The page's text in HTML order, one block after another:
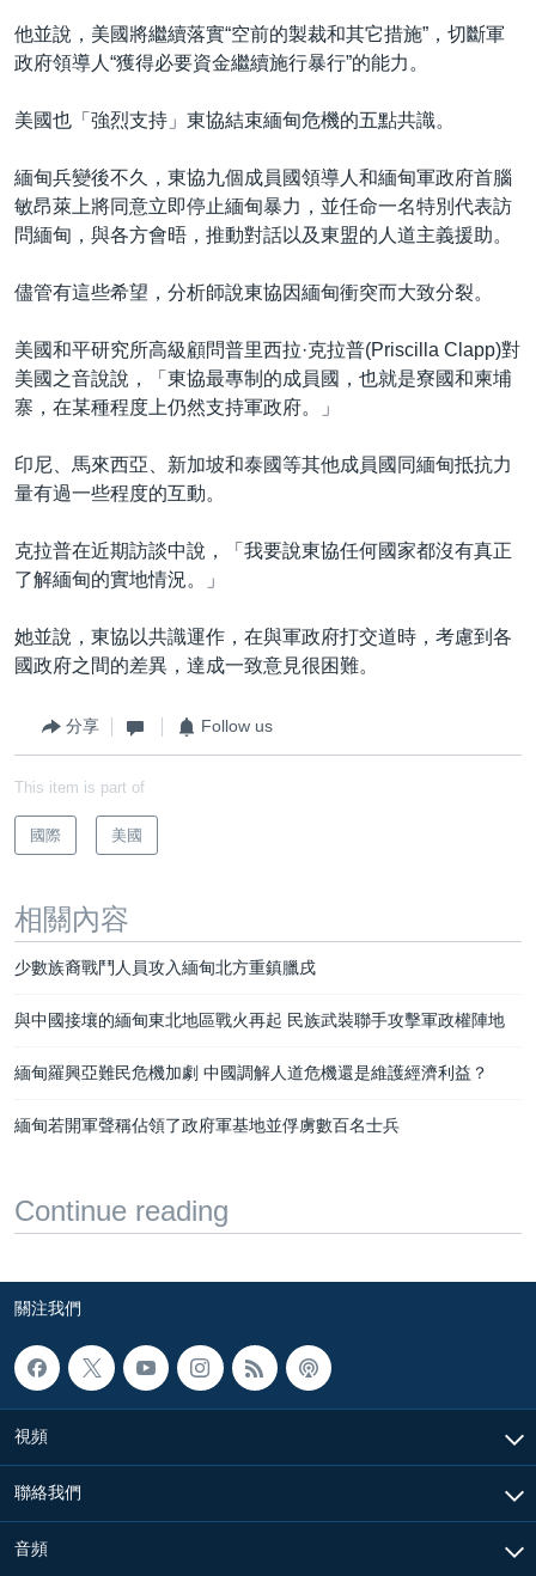
他並說，美國將繼續落實“空前的製裁和其它措施”，切斷軍
政府領導人“獲得必要資金繼續施行暴行”的能力。
美國也「強烈支持」東協結束緬甸危機的五點共識。
緬甸兵變後不久，東協九個成員國領導人和緬甸軍政府首腦
敏昂萊上將同意立即停止緬甸暴力，並任命一名特別代表訪
問緬甸，與各方會晤，推動對話以及東盟的人道主義援助。
儘管有這些希望，分析師說東協因緬甸衝突而大致分裂。
美國和平研究所高級顧問普里西拉·克拉普(Priscilla Clapp)對
美國之音說說，「東協最專制的成員國，也就是寮國和柬埔
寨，在某種程度上仍然支持軍政府。」
印尼、馬來西亞、新加坡和泰國等其他成員國同緬甸抵抗力
量有過一些程度的互動。
克拉普在近期訪談中說，「我要說東協任何國家都沒有真正
了解緬甸的實地情況。」
她並說，東協以共識運作，在與軍政府打交道時，考慮到各
國政府之間的差異，達成一致意見很困難。
分享 Follow us
This item is part of
國際 美國
相關內容
少數族裔戰鬥人員攻入緬甸北方重鎮臘戌
與中國接壤的緬甸東北地區戰火再起 民族武裝聯手攻擊軍政權陣地
緬甸羅興亞難民危機加劇 中國調解人道危機還是維護經濟利益？
緬甸若開軍聲稱佔領了政府軍基地並俘虜數百名士兵
Continue reading
關注我們
視頻
聯絡我們
音頻